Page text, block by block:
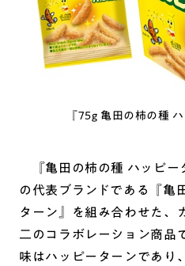
『75g 亀田の柿の種
『亀田の柿の種 ハッピー
の代表ブランドである『亀
ターン』を組み合わせた、
二のコラボレーション商品
味はハッピーターンであり